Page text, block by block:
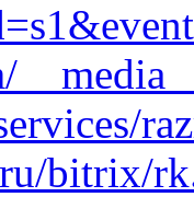
bitrix/